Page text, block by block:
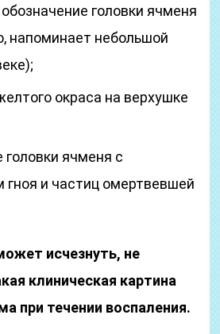
головки ячменя
напоминает небольшой
окраса на верхушке
ячменя с
и частиц омертвевшей
исчезнуть, не
клиническая картина
при течении воспаления.